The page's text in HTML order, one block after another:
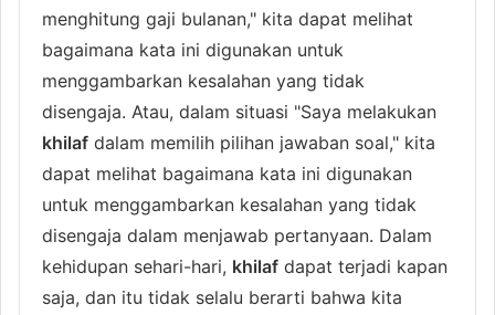
menghitung gaji bulanan," kita dapat melihat
bagaimana kata ini digunakan untuk
menggambarkan kesalahan yang tidak
disengaja. Atau, dalam situasi "Saya melakukan
khilaf dalam memilih pilihan jawaban soal," kita
dapat melihat bagaimana kata ini digunakan
untuk menggambarkan kesalahan yang tidak
disengaja dalam menjawab pertanyaan. Dalam
kehidupan sehari-hari, khilaf dapat terjadi kapan
saja, dan itu tidak selalu berarti bahwa kita